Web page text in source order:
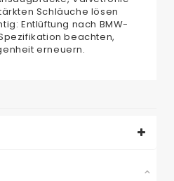
Schläuche lösen
Entlüftung nach BMW-
beachten,
erneuern.